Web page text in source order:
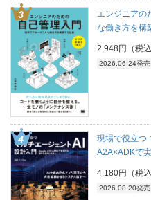
エンジニアの
な働き方を構
2,948円（税込
2026.06.24発売
現場で役立つ
A2A×ADKで
4,180円（税込
2026.08.20発売